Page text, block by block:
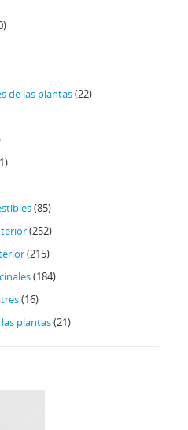
de las plantas(22)
(85)
(252)
(215)
(184)
(16)
plantas(21)